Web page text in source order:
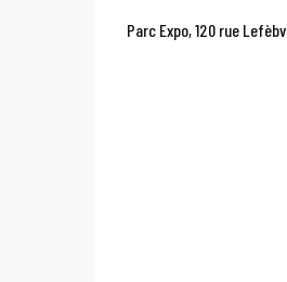
Parc Expo, 120 rue